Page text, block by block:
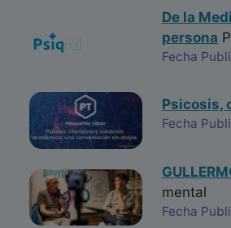
De la
persona
Fecha
Psicosis,
Fecha
mental
Fecha